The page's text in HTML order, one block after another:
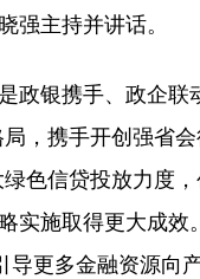
主持并讲话。
银携手、政企联
，携手开创强省
色信贷投放力度
实施取得更大成
导更多金融资源向